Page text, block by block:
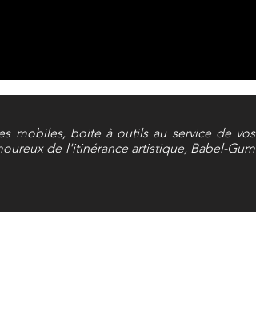
mobiles, boite à outils au service de vos
de l'itinérance artistique, Babel-Gum